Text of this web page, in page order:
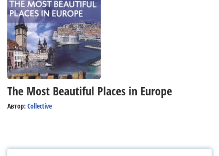
The Most Beautiful Places in Europe
Автор: Collective